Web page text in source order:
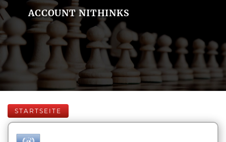
ACCOUNT NITHINKS
STARTSEITE